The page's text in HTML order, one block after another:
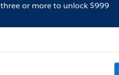
three or more to unlock $999